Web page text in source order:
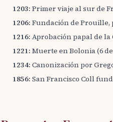
1203: Primer viaje al sur de
1206: Fundación de
1216: Aprobación papal de
1221: Muerte en Bolonia (6
1234: Canonización por
1856: San Francisco Coll